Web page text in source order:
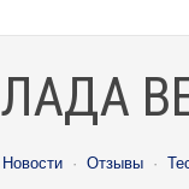
ЛАДА
Новости · Отзывы ·